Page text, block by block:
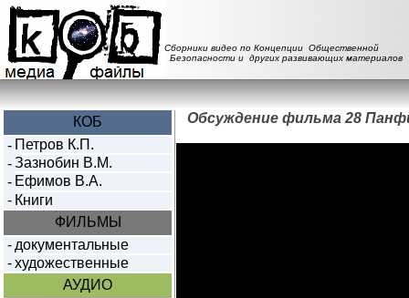
Сборники видео по Концепции Общественной
Безопасности и других развивающих материалов
КОБ
- Петров К.П.
- Зазнобин В.М.
- Ефимов В.А.
- Книги
ФИЛЬМЫ
- документальные
- художественные
АУДИО
Обсуждение фильма 28